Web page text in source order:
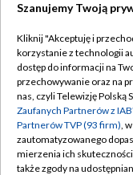
Abonament TVP
Emisja w TVP
Centrum
Naziemna
Szanujemy Twoją
Kliknij "Akceptuję i
korzystanie z technologii
dostęp do informacji na
przechowywanie oraz na
nas, czyli Telewizję Polską
Zaufanych Partnerów z
Partnerów TVP (93 firm),
zautomatyzowanego
mierzenia ich
także zgody na